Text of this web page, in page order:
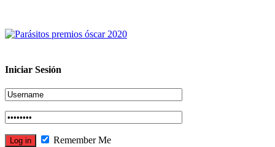
Iniciar Sesión
Remember Me